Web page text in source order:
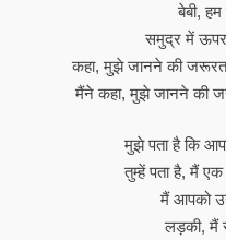
बेबी,
समुद्र में
कहा, मुझे जानने की
मैंने कहा, मुझे जानने की
मुझे पता है कि
तुम्हें पता है, मैं
मैं आपको
लड़की, मैं